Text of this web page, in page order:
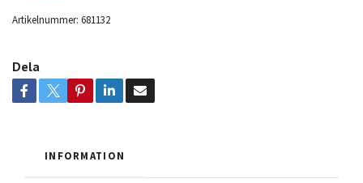
Artikelnummer: 681132
Dela
INFORMATION